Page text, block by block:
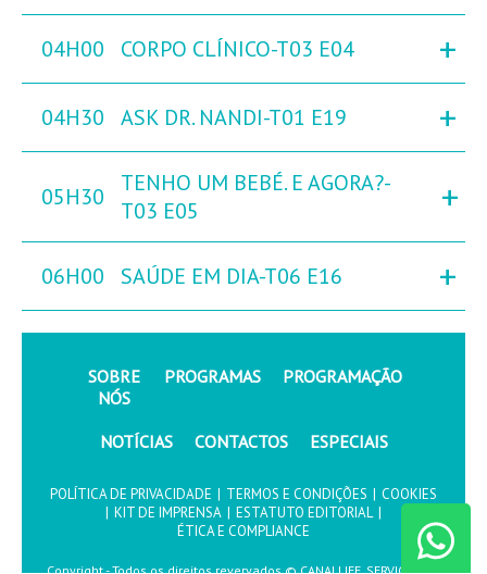
04H00 CORPO CLÍNICO-T03 E04 +
04H30 ASK DR. NANDI-T01 E19 +
05H30
TENHO UM BEBÉ. E AGORA?-
T03 E05
+
06H00 SAÚDE EM DIA-T06 E16 +
SOBRE
NÓS
PROGRAMAS PROGRAMAÇÃO
NOTÍCIAS CONTACTOS ESPECIAIS
POLÍTICA DE PRIVACIDADE | TERMOS E CONDIÇÕES | COOKIES
| KIT DE IMPRENSA | ESTATUTO EDITORIAL |
ÉTICA E COMPLIANCE
Copyright - Todos os direitos revervados © CANALLIFE, SERVIÇOS DE